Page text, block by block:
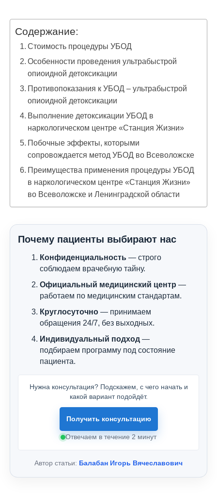
Содержание:
Стоимость процедуры УБОД
Особенности проведения ультрабыстрой
опиоидной детоксикации
Противопоказания к УБОД – ультрабыстрой
опиоидной детоксикации
Выполнение детоксикации УБОД в
наркологическом центре «Станция Жизни»
Побочные эффекты, которыми
сопровождается метод УБОД во Всеволожске
Преимущества применения процедуры УБОД
в наркологическом центре «Станция Жизни»
во Всеволожске и Ленинградской области
Почему пациенты выбирают нас
Конфиденциальность — строго
соблюдаем врачебную тайну.
Официальный медицинский центр —
работаем по медицинским стандартам.
Круглосуточно — принимаем
обращения 24/7, без выходных.
Индивидуальный подход —
подбираем программу под состояние
пациента.
Нужна консультация? Подскажем, с чего начать и
какой вариант подойдёт.
Получить консультацию
Отвечаем в течение 2 минут
Автор статьи: Балабан Игорь Вячеславович